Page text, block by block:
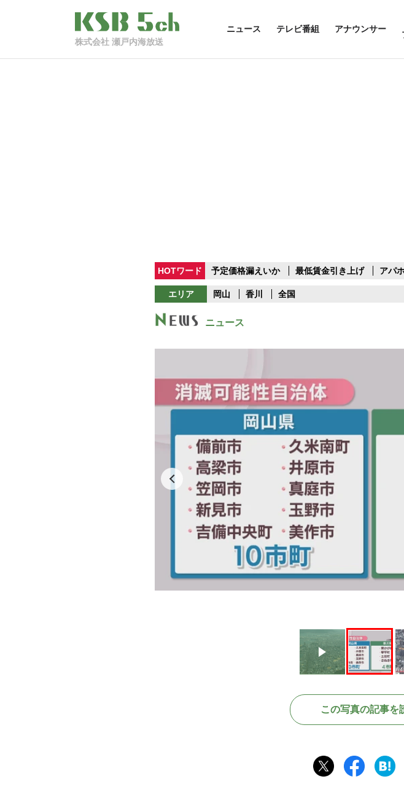
株式会社 瀬戸内海放送
ニュース テレビ番組 アナウンサー
HOTワード 予定価格漏えいか 最低賃金引き上げ アパ
エリア 岡山 香川 全国
ニュース
この写真の記事を